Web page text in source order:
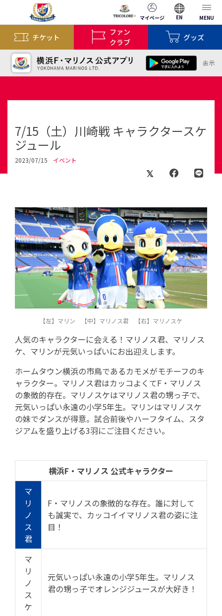
マイページ EN MENU
チケット
ファン
クラブ
グッズ
7/15（土）川崎戦 キャラクタースケ
ジュール
2023/07/15 イベント
【左】マリン 【中】マリノス君 【右】マリノスケ
人気のキャラクターに会える！マリノス君、マリノス
ケ、マリンが元気いっぱいにお出迎えします。
ホームタウン横浜の市鳥であるカモメがモチーフのキ
ャラクター。マリノス君はカッコよくてF・マリノス
の象徴的存在。マリノスケはマリノス君の甥っ子で、
元気いっぱい永遠の小学5年生。マリンはマリノスケ
の妹でダンスが得意。試合前後やハーフタイム、スタ
ジアムを盛り上げる3羽にご注目ください。
横浜F・マリノス 公式キャラクター
マ
リ
ノ
ス
君
F・マリノスの象徴的な存在。誰に対して
も誠実で、カッコイイマリノス君の姿に注
目！
マ
リ
ノ
ス
ケ
元気いっぱい永遠の小学5年生。マリノス
君の甥っ子でオレンジジュースが大好き！